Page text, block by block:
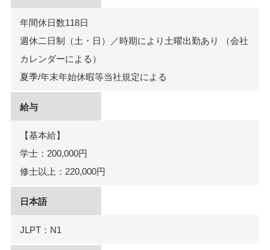
年間休日数118日
週休二日制（土・日）／時期により土曜出勤あり （会社
カレンダーによる）
夏季/年末年始休暇等当社規定による
給与
【基本給】
学士：200,000円
修士以上：220,000円
日本語
JLPT：N1